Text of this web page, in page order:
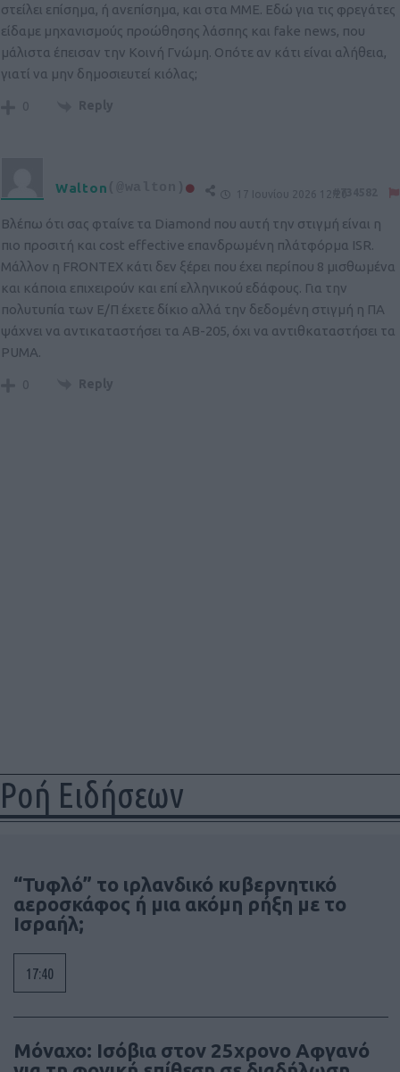
Ροή Ειδήσεων
“Τυφλό” το ιρλανδικό κυβερνητικό
αεροσκάφος ή μια ακόμη ρήξη με το
Ισραήλ;
17:40
Μόναχο: Ισόβια στον 25χρονο Αφγανό
στείλει επίσημα, ή ανεπίσημα, και στα ΜΜΕ. Εδώ για τις φρεγάτες
είδαμε μηχανισμούς προώθησης λάσπης και fake news, που
μάλιστα έπεισαν την Κοινή Γνώμη. Οπότε αν κάτι είναι αλήθεια,
γιατί να μην δημοσιευτεί κιόλας;
0 Reply
Walton 17 Ιουνίου 2026 12:20
Βλέπω ότι σας φταίνε τα Diamond που αυτή την στιγμή είναι η
πιο προσιτή και cost effective επανδρωμένη πλάτφόρμα ISR.
Μάλλον η FRONTEX κάτι δεν ξέρει που έχει περίπου 8 μισθωμένα
και κάποια επιχειρούν και επί ελληνικού εδάφους. Για την
πολυτυπία των Ε/Π έχετε δίκιο αλλά την δεδομένη στιγμή η ΠΑ
ψάχνει να αντικαταστήσει τα ΑΒ-205, όχι να αντιθκαταστήσει τα
PUMA.
0 Reply